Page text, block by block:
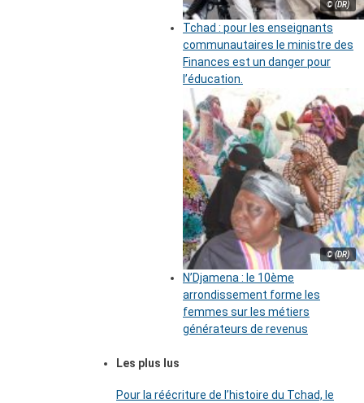
© (DR)
Tchad : pour les enseignants
communautaires le ministre des
Finances est un danger pour
l’éducation.
© (DR)
N’Djamena : le 10ème
arrondissement forme les
femmes sur les métiers
générateurs de revenus
Les plus lus
Pour la réécriture de l’histoire du Tchad, le